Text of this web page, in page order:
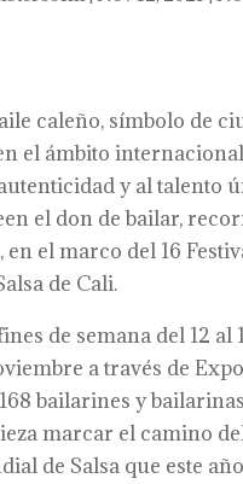
caleño, símbolo de
el ámbito
y al talento
el don de bailar,
el marco del 16
de Cali.
de semana del 12 al
a través de
bailarines y bailarinas
marcar el camino
de Salsa que este